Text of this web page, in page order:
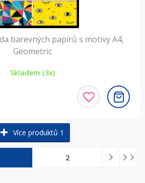
barevných papírů s motivy A4,
Geometric
Skladem (3x)
Více produktů 1
2